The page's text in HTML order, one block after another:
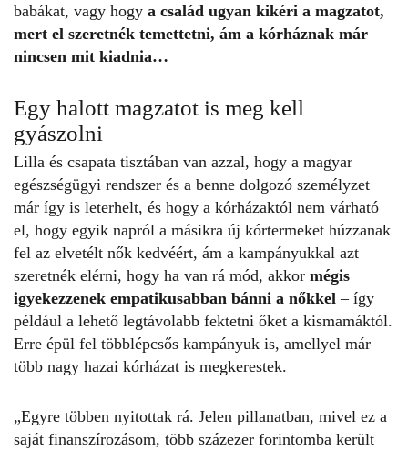
babákat, vagy hogy a család ugyan kikéri a magzatot,
mert el szeretnék temettetni, ám a kórháznak már
nincsen mit kiadnia…
Egy halott magzatot is meg kell
gyászolni
Lilla és csapata tisztában van azzal, hogy a magyar
egészségügyi rendszer és a benne dolgozó személyzet
már így is leterhelt, és hogy a kórházaktól nem várható
el, hogy egyik napról a másikra új kórtermeket húzzanak
fel az elvetélt nők kedvéért, ám a kampányukkal azt
szeretnék elérni, hogy ha van rá mód, akkor mégis
igyekezzenek empatikusabban bánni a nőkkel – így
például a lehető legtávolabb fektetni őket a kismamáktól.
Erre épül fel többlépcsős kampányuk is, amellyel már
több nagy hazai kórházat is megkerestek.
„Egyre többen nyitottak rá. Jelen pillanatban, mivel ez a
saját finanszírozásom, több százezer forintomba került